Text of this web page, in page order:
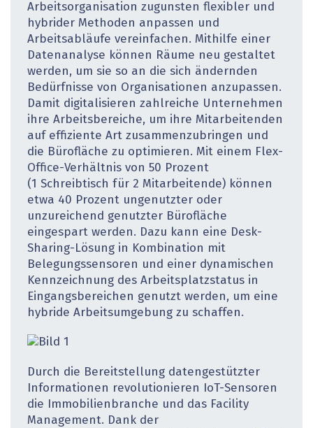
Arbeitsorganisation zugunsten flexibler und
hybrider Methoden anpassen und
Arbeitsabläufe vereinfachen. Mithilfe einer
Datenanalyse können Räume neu gestaltet
werden, um sie so an die sich ändernden
Bedürfnisse von Organisationen anzupassen.
Damit digitalisieren zahlreiche Unternehmen
ihre Arbeitsbereiche, um ihre Mitarbeitenden
auf effiziente Art zusammenzubringen und
die Bürofläche zu optimieren. Mit einem Flex-
Office-Verhältnis von 50 Prozent
(1 Schreibtisch für 2 Mitarbeitende) können
etwa 40 Prozent ungenutzter oder
unzureichend genutzter Bürofläche
eingespart werden. Dazu kann eine Desk-
Sharing-Lösung in Kombination mit
Belegungssensoren und einer dynamischen
Kennzeichnung des Arbeitsplatzstatus in
Eingangsbereichen genutzt werden, um eine
hybride Arbeitsumgebung zu schaffen.
Durch die Bereitstellung datengestützter
Informationen revolutionieren IoT-Sensoren
die Immobilienbranche und das Facility
Management. Dank der